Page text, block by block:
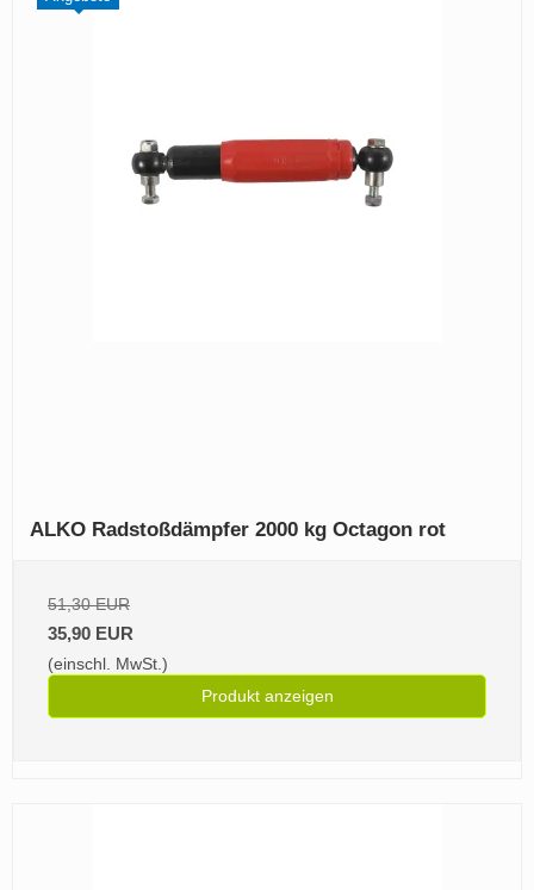
ALKO Radstoßdämpfer 2000 kg Octagon rot
51,30 EUR
35,90 EUR
(einschl. MwSt.)
Produkt anzeigen